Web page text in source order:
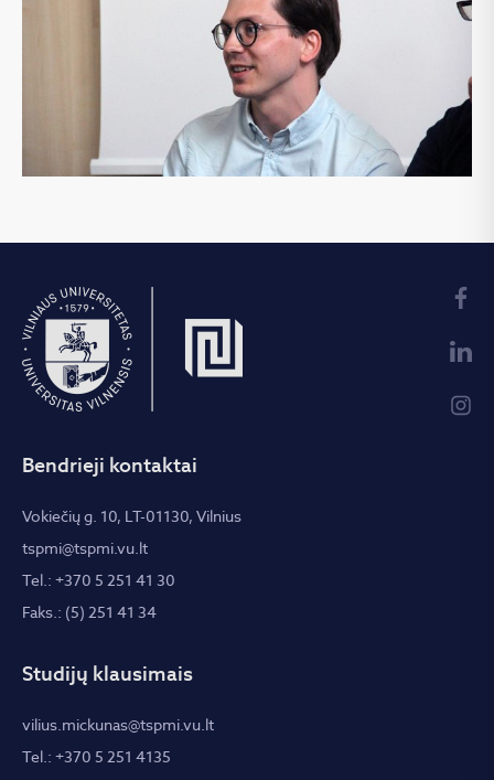
Bendrieji kontaktai
Vokiečių g. 10, LT-01130, Vilnius
tspmi@tspmi.vu.lt
Tel.: +370 5 251 41 30
Faks.: (5) 251 41 34
Studijų klausimais
vilius.mickunas@tspmi.vu.lt
Tel.: +370 5 251 4135